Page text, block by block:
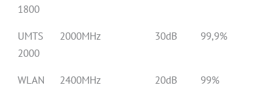
1800
UMTS
2000
2000MHz 30dB 99,9%
WLAN
2400MHz 20dB 99%